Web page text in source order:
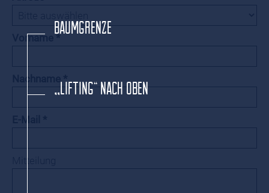
Vorname
„LIFTING“ NACH OBEN
BAUMGRENZE